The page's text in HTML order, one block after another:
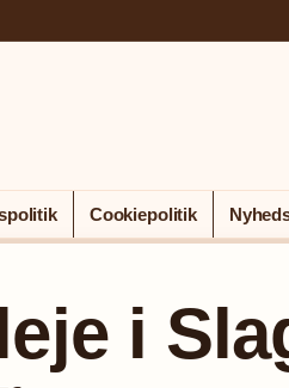
Cookiepolitik
i